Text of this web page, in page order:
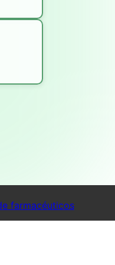
farmacéuticos